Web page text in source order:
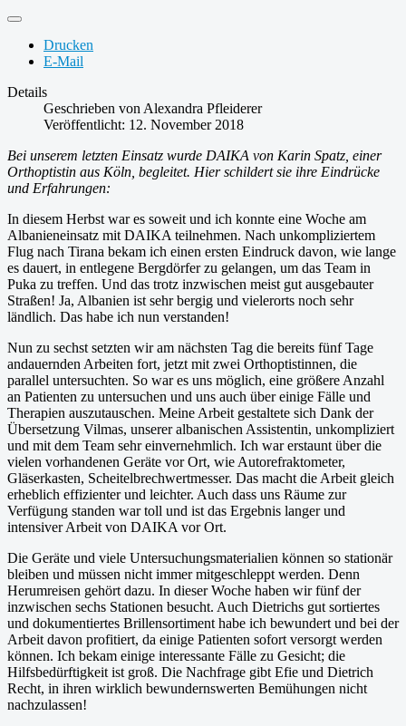
Drucken
E-Mail
Details
Geschrieben von Alexandra Pfleiderer
Veröffentlicht: 12. November 2018
Bei unserem letzten Einsatz wurde DAIKA von Karin Spatz, einer
Orthoptistin aus Köln, begleitet. Hier schildert sie ihre Eindrücke
und Erfahrungen:
In diesem Herbst war es soweit und ich konnte eine Woche am
Albanieneinsatz mit DAIKA teilnehmen. Nach unkompliziertem
Flug nach Tirana bekam ich einen ersten Eindruck davon, wie lange
es dauert, in entlegene Bergdörfer zu gelangen, um das Team in
Puka zu treffen. Und das trotz inzwischen meist gut ausgebauter
Straßen! Ja, Albanien ist sehr bergig und vielerorts noch sehr
ländlich. Das habe ich nun verstanden!
Nun zu sechst setzten wir am nächsten Tag die bereits fünf Tage
andauernden Arbeiten fort, jetzt mit zwei Orthoptistinnen, die
parallel untersuchten. So war es uns möglich, eine größere Anzahl
an Patienten zu untersuchen und uns auch über einige Fälle und
Therapien auszutauschen. Meine Arbeit gestaltete sich Dank der
Übersetzung Vilmas, unserer albanischen Assistentin, unkompliziert
und mit dem Team sehr einvernehmlich. Ich war erstaunt über die
vielen vorhandenen Geräte vor Ort, wie Autorefraktometer,
Gläserkasten, Scheitelbrechwertmesser. Das macht die Arbeit gleich
erheblich effizienter und leichter. Auch dass uns Räume zur
Verfügung standen war toll und ist das Ergebnis langer und
intensiver Arbeit von DAIKA vor Ort.
Die Geräte und viele Untersuchungsmaterialien können so stationär
bleiben und müssen nicht immer mitgeschleppt werden. Denn
Herumreisen gehört dazu. In dieser Woche haben wir fünf der
inzwischen sechs Stationen besucht. Auch Dietrichs gut sortiertes
und dokumentiertes Brillensortiment habe ich bewundert und bei der
Arbeit davon profitiert, da einige Patienten sofort versorgt werden
können. Ich bekam einige interessante Fälle zu Gesicht; die
Hilfsbedürftigkeit ist groß. Die Nachfrage gibt Efie und Dietrich
Recht, in ihren wirklich bewundernswerten Bemühungen nicht
nachzulassen!